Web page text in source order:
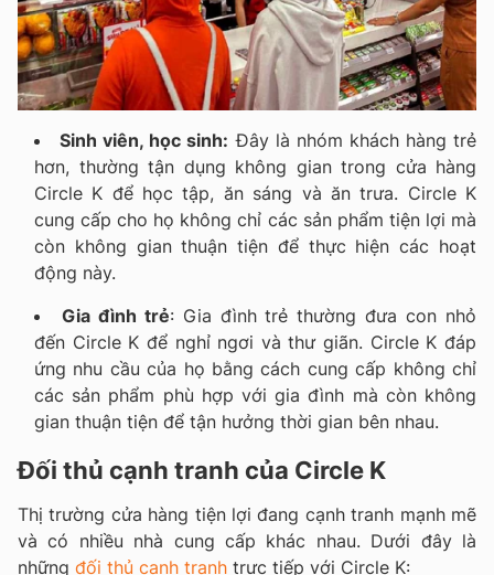
Sinh viên, học sinh: Đây là nhóm khách hàng trẻ
hơn, thường tận dụng không gian trong cửa hàng
Circle K để học tập, ăn sáng và ăn trưa. Circle K
cung cấp cho họ không chỉ các sản phẩm tiện lợi mà
còn không gian thuận tiện để thực hiện các hoạt
động này.
Gia đình trẻ: Gia đình trẻ thường đưa con nhỏ
đến Circle K để nghỉ ngơi và thư giãn. Circle K đáp
ứng nhu cầu của họ bằng cách cung cấp không chỉ
các sản phẩm phù hợp với gia đình mà còn không
gian thuận tiện để tận hưởng thời gian bên nhau.
Đối thủ cạnh tranh của Circle K
Thị trường cửa hàng tiện lợi đang cạnh tranh mạnh mẽ
và có nhiều nhà cung cấp khác nhau. Dưới đây là
những đối thủ cạnh tranh trực tiếp với Circle K: